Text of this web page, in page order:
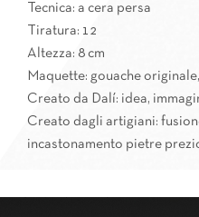
Tecnica: a cera persa
Tiratura: 12
Altezza: 8 cm
Maquette: gouache
Creato da Dalí: idea,
Creato dagli artigiani:
incastonamento pietre